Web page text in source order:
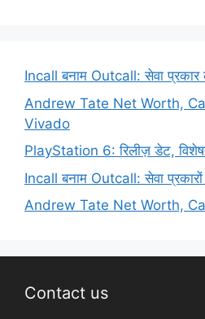
Incall बनाम Outcall: सेवा प्रकार
Andrew Tate Net Worth,
Vivado
PlayStation 6: रिलीज़ डेट,
Incall बनाम Outcall: सेवा
Andrew Tate Net Worth,
Contact us